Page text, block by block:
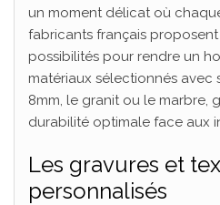
un moment délicat où
fabricants français
possibilités pour rendre un
matériaux sélectionnés avec
8mm, le granit ou le marbre,
durabilité optimale face aux
Les gravures et
personnalisés